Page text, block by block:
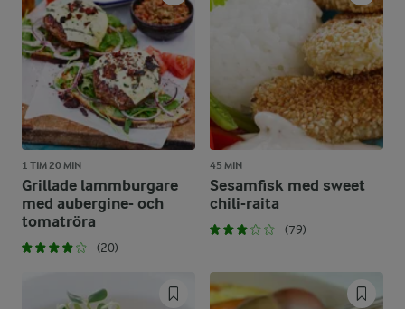
1 TIM 20 MIN
Grillade lammburgare
med aubergine- och
tomatröra
(20)
45 MIN
Sesamfisk med sweet
chili-raita
(79)